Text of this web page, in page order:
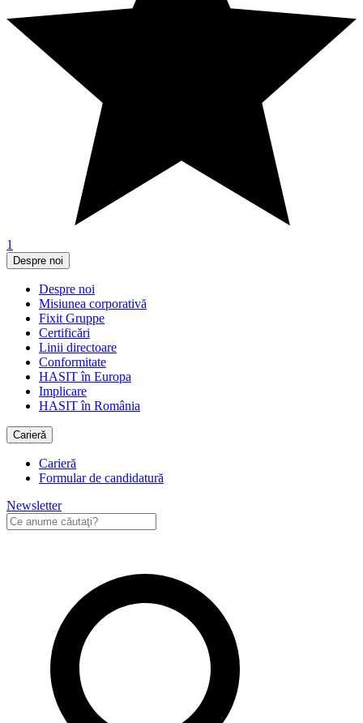
1
Despre noi
Despre noi
Misiunea corporativă
Fixit Gruppe
Certificări
Linii directoare
Conformitate
HASIT în Europa
Implicare
HASIT în România
Carieră
Carieră
Formular de candidatură
Newsletter